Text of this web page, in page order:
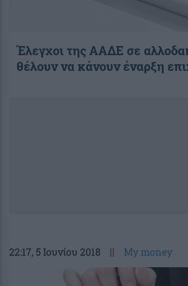
Έλεγχοι της ΑΑΔΕ σε
θέλουν να κάνουν έναρξη
22:17, 5 Ιουνίου 2018 || My money